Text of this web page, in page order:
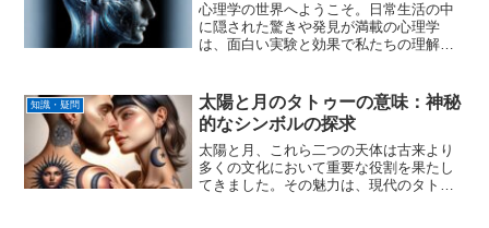
心理学の世界へようこそ。日常生活の中
に隠された驚きや発見が満載の心理学
は、面白い実験と効果で私たちの理解を
たなアイディアをもたらすかを探りま
す。私たちの行動や感情、思考...
知識・疑問
太陽と月のタトゥーの意味：神秘
的なシンボルの探求
太陽と月、これら二つの天体は古来より
多くの文化において重要な役割を果たし
てきました。その魅力は、現代のタトゥ